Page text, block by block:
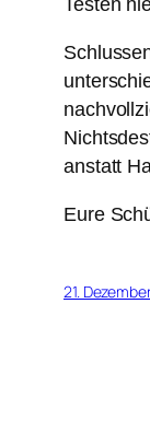
anstatt
Eure
21.